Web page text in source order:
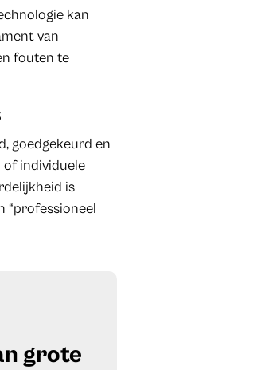
kan
van
fouten te
goedgekeurd en
of individuele
is
“professioneel
grote